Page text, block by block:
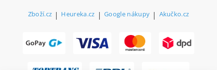
Zboží.cz | Heureka.cz | Google nákupy | Akučko.cz